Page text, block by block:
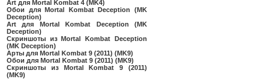
Art для Mortal Kombat 4 (MK4)
Обои для Mortal Kombat Deception (MK
Deception)
Art для Mortal Kombat Deception (MK
Deception)
Скриншоты из Mortal Kombat Deception
(MK Deception)
Арты для Mortal Kombat 9 (2011) (MK9)
Обои для Mortal Kombat 9 (2011) (MK9)
Скриншоты из Mortal Kombat 9 (2011)
(MK9)